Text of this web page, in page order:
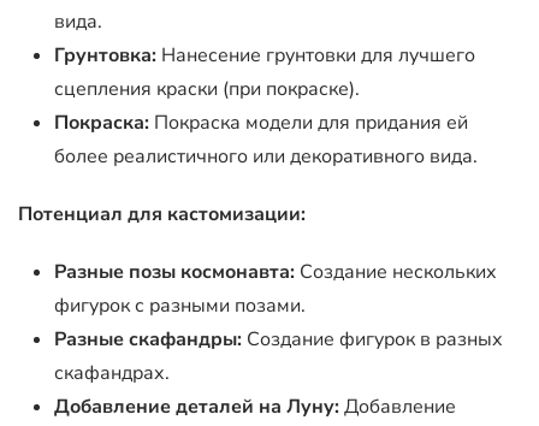
вида.
Грунтовка: Нанесение грунтовки для лучшего
сцепления краски (при покраске).
Покраска: Покраска модели для придания ей
более реалистичного или декоративного вида.
Потенциал для кастомизации:
Разные позы космонавта: Создание нескольких
фигурок с разными позами.
Разные скафандры: Создание фигурок в разных
скафандрах.
Добавление деталей на Луну:Добавление